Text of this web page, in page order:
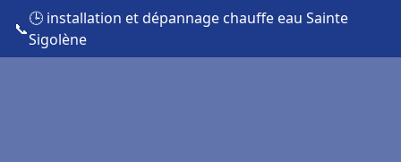
📞
🕒 installation et dépannage chauffe eau Sainte
Sigolène